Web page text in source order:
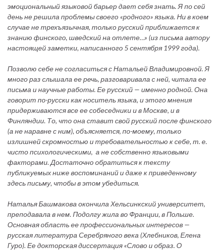
эмоциональный языковой барьер дает себя знать. Я по сей
день не решила проблемы своего «родного» языка. Ни в коем
случае не трехъязычная, только русский приближается к
знанию финского, шведский на отлете…» (из письма автору
настоящей заметки, написанного 5 сентября 1999 года).
Позволю себе не согласиться с Натальей Владимировной. Я
много раз слышала ее речь, разговаривала с ней, читала ее
письма и научные работы. Ее русский — именно родной. Она
говорит по-русски как носитель языка, и этого мнения
придерживаются все ее собеседники и в Москве, и в
Финляндии. То, что она ставит свой русский после финского
(а не наравне с ним), объясняется, по-моему, только
излишней скромностью и требовательностью к себе, т. е.
чисто психологическими, а не собственно языковыми
факторами. Достаточно обратиться к тексту
публикуемых ниже воспоминаний и даже к приведенному
здесь письму, чтобы в этом убедиться.
Наталья Башмакова окончила Хельсинкский университет,
преподавала в нем. Подолгу жила во Франции, в Польше.
Основная область ее профессиональных интересов —
русская литература Серебряного века (Хлебников, Елена
Гуро). Ее докторская диссертация «Слово и образ. О